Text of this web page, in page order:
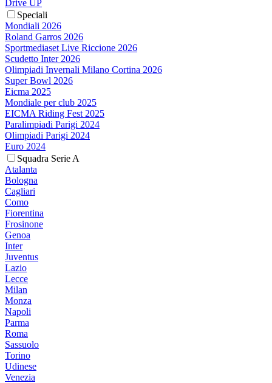
Drive UP
Speciali
Mondiali 2026
Roland Garros 2026
Sportmediaset Live Riccione 2026
Scudetto Inter 2026
Olimpiadi Invernali Milano Cortina 2026
Super Bowl 2026
Eicma 2025
Mondiale per club 2025
EICMA Riding Fest 2025
Paralimpiadi Parigi 2024
Olimpiadi Parigi 2024
Euro 2024
Squadra Serie A
Atalanta
Bologna
Cagliari
Como
Fiorentina
Frosinone
Genoa
Inter
Juventus
Lazio
Lecce
Milan
Monza
Napoli
Parma
Roma
Sassuolo
Torino
Udinese
Venezia